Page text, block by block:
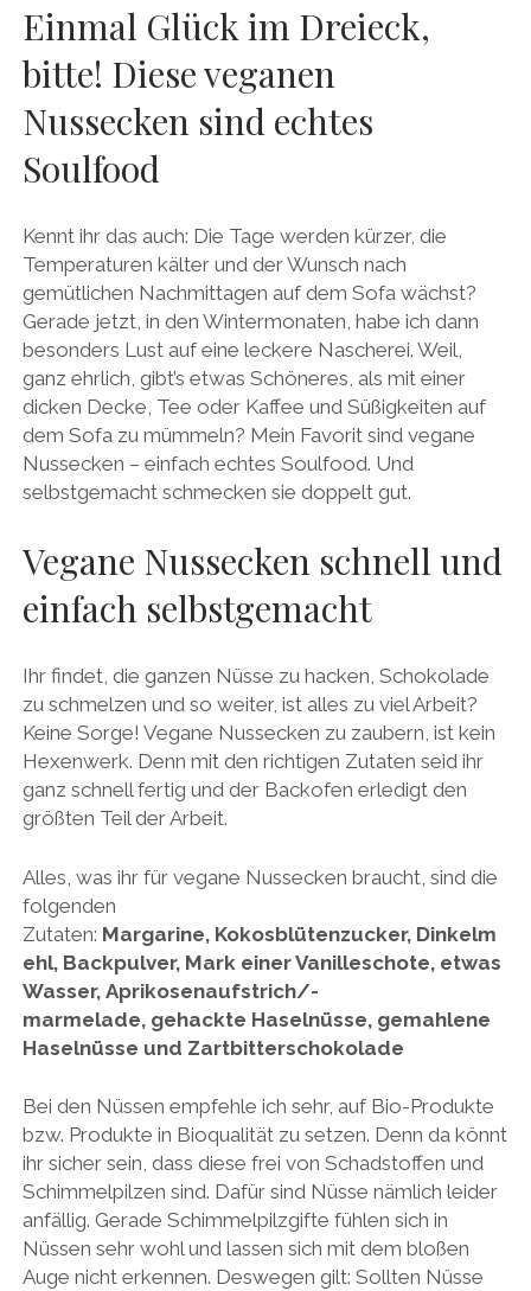
Einmal Glück im Dreieck,
bitte! Diese veganen
Nussecken sind echtes
Soulfood
Kennt ihr das auch: Die Tage werden kürzer, die
Temperaturen kälter und der Wunsch nach
gemütlichen Nachmittagen auf dem Sofa wächst?
Gerade jetzt, in den Wintermonaten, habe ich dann
besonders Lust auf eine leckere Nascherei. Weil,
ganz ehrlich, gibt’s etwas Schöneres, als mit einer
dicken Decke, Tee oder Kaffee und Süßigkeiten auf
dem Sofa zu mümmeln? Mein Favorit sind vegane
Nussecken – einfach echtes Soulfood. Und
selbstgemacht schmecken sie doppelt gut.
Vegane Nussecken schnell und
einfach selbstgemacht
Ihr findet, die ganzen Nüsse zu hacken, Schokolade
zu schmelzen und so weiter, ist alles zu viel Arbeit?
Keine Sorge! Vegane Nussecken zu zaubern, ist kein
Hexenwerk. Denn mit den richtigen Zutaten seid ihr
ganz schnell fertig und der Backofen erledigt den
größten Teil der Arbeit.
Alles, was ihr für vegane Nussecken braucht, sind die
folgenden
Zutaten: Margarine, Kokosblütenzucker, Dinkelm
ehl, Backpulver, Mark einer Vanilleschote, etwas
Wasser, Aprikosenaufstrich/-
marmelade, gehackte Haselnüsse, gemahlene
Haselnüsse und Zartbitterschokolade
Bei den Nüssen empfehle ich sehr, auf Bio-Produkte
bzw. Produkte in Bioqualität zu setzen. Denn da könnt
ihr sicher sein, dass diese frei von Schadstoffen und
Schimmelpilzen sind. Dafür sind Nüsse nämlich leider
anfällig. Gerade Schimmelpilzgifte fühlen sich in
Nüssen sehr wohl und lassen sich mit dem bloßen
Auge nicht erkennen. Deswegen gilt: Sollten Nüsse